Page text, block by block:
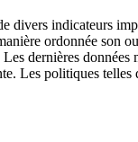
divers indicateurs
ordonnée son
dernières données
Les politiques